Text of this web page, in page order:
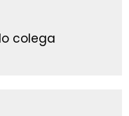
colega